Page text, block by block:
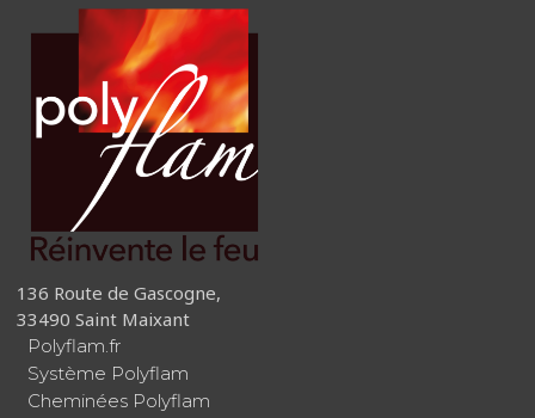
136 Route de Gascogne,
33490 Saint Maixant
Polyflam.fr
Système Polyflam
Cheminées Polyflam